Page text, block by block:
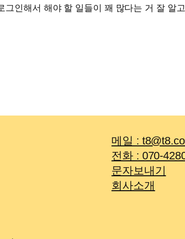
인해서 해야 할 일들이 꽤 많다는 거 잘 알
메일 :
전화 : 070-
문자보내기
회사소개